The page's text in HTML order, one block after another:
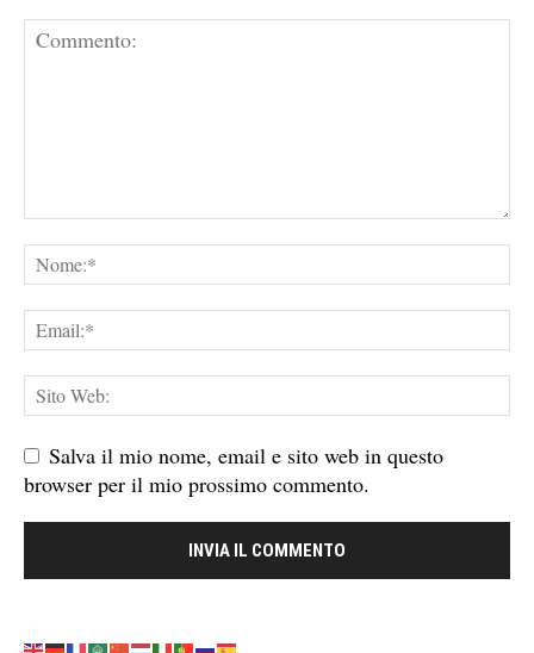
Salva il mio nome, email e sito web in questo
browser per il mio prossimo commento.